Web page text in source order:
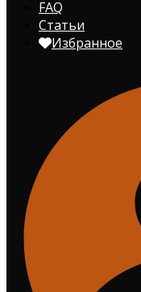
FAQ
Статьи
Избранное